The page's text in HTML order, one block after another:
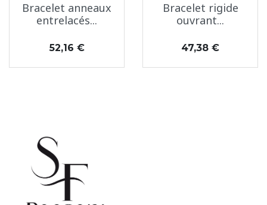
Bracelet anneaux
entrelacés...
Prix
52,16 €
Bracelet rigide
ouvrant...
Prix
47,38 €